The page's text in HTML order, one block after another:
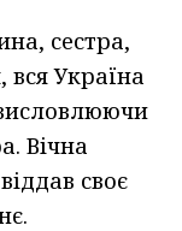
сестра,
вся Україна
Вічна
своє